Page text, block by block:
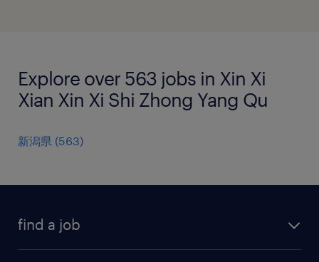
Explore over 563 jobs in Xin Xi
Xian Xin Xi Shi Zhong Yang Qu
新潟県 (563)
find a job